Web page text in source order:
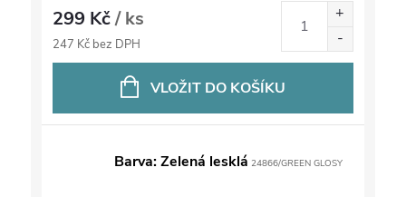
299 Kč/ ks
247 Kč bez DPH
VLOŽIT DO KOŠÍKU
Barva: Zelená lesklá 24866/GREEN GLOSY